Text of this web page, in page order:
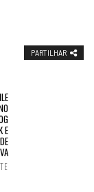
PARTILHAR
E